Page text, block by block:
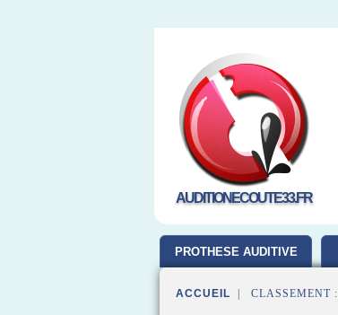
AUDITIONECOUTE33.FR
PROTHESE AUDITIVE
ACCUEIL | CLASSEMENT :